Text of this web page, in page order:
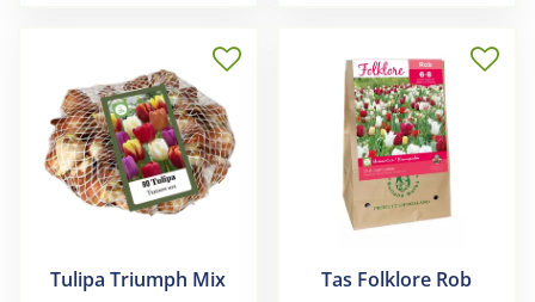
Tulipa Triumph Mix Tas Folklore Rob